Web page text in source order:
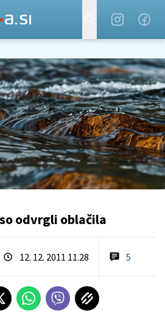
odvrgli oblačila
12. 12. 2011 11.28 5